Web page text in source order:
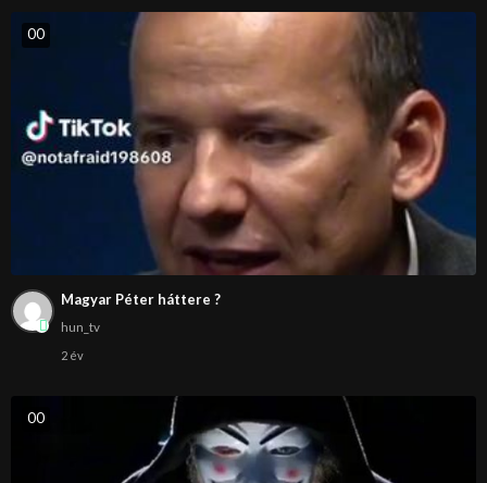
00
Magyar Péter háttere ?
hun_tv
2 év
00